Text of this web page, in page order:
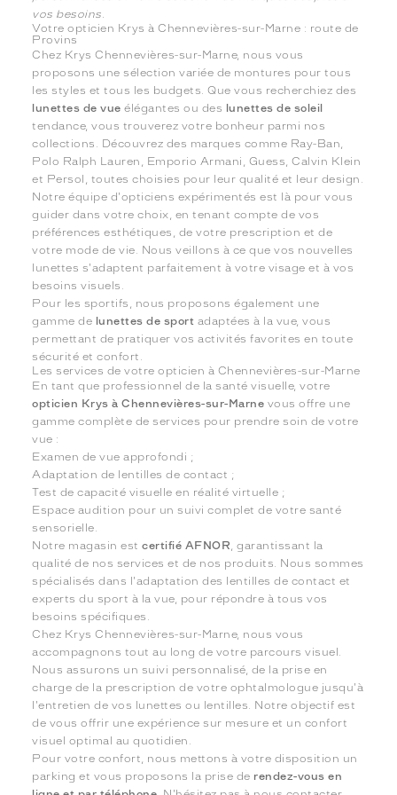
vos besoins.
Votre opticien Krys à Chennevières-sur-Marne : route de
Provins
Chez Krys Chennevières-sur-Marne, nous vous
proposons une sélection variée de montures pour tous
les styles et tous les budgets. Que vous recherchiez des
lunettes de vue élégantes ou des lunettes de soleil
tendance, vous trouverez votre bonheur parmi nos
collections. Découvrez des marques comme Ray-Ban,
Polo Ralph Lauren, Emporio Armani, Guess, Calvin Klein
et Persol, toutes choisies pour leur qualité et leur design.
Notre équipe d'opticiens expérimentés est là pour vous
guider dans votre choix, en tenant compte de vos
préférences esthétiques, de votre prescription et de
votre mode de vie. Nous veillons à ce que vos nouvelles
lunettes s'adaptent parfaitement à votre visage et à vos
besoins visuels.
Pour les sportifs, nous proposons également une
gamme de lunettes de sport adaptées à la vue, vous
permettant de pratiquer vos activités favorites en toute
sécurité et confort.
Les services de votre opticien à Chennevières-sur-Marne
En tant que professionnel de la santé visuelle, votre
opticien Krys à Chennevières-sur-Marne vous offre une
gamme complète de services pour prendre soin de votre
vue :
Examen de vue approfondi ;
Adaptation de lentilles de contact ;
Test de capacité visuelle en réalité virtuelle ;
Espace audition pour un suivi complet de votre santé
sensorielle.
Notre magasin estcertifié AFNOR , garantissant la
qualité de nos services et de nos produits. Nous sommes
spécialisés dans l'adaptation des lentilles de contact et
experts du sport à la vue, pour répondre à tous vos
besoins spécifiques.
Chez Krys Chennevières-sur-Marne, nous vous
accompagnons tout au long de votre parcours visuel.
Nous assurons un suivi personnalisé, de la prise en
charge de la prescription de votre ophtalmologue jusqu'à
l'entretien de vos lunettes ou lentilles. Notre objectif est
de vous offrir une expérience sur mesure et un confort
visuel optimal au quotidien.
Pour votre confort, nous mettons à votre disposition un
parking et vous proposons la prise de rendez-vous en